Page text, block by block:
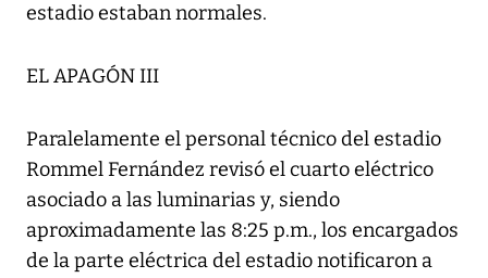
estadio estaban normales.
EL APAGÓN III
Paralelamente el personal técnico del estadio
Rommel Fernández revisó el cuarto eléctrico
asociado a las luminarias y, siendo
aproximadamente las 8:25 p.m., los encargados
de la parte eléctrica del estadio notificaron a